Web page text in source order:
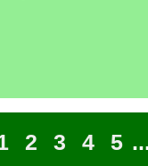
2 3 4 5